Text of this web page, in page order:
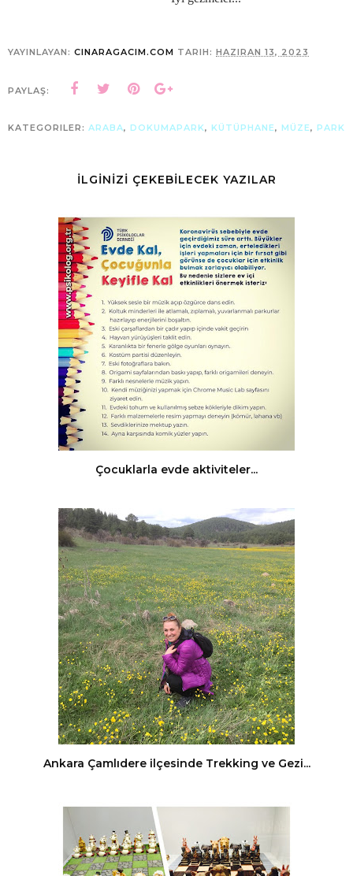
YAYINLAYAN: CINARAGACIM.COM TARIH: HAZIRAN 13, 2023
PAYLAŞ:
KATEGORILER: ARABA, DOKUMAPARK, KÜTÜPHANE, MÜZE, PARK
İLGİNİZİ ÇEKEBİLECEK YAZILAR
Çocuklarla evde aktiviteler...
Ankara Çamlıdere ilçesinde Trekking ve Gezi...